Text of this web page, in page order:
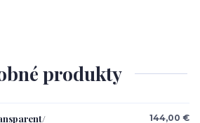
produkty
144,00 €